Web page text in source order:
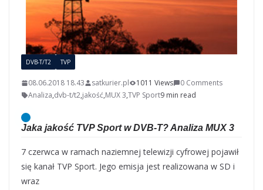
DVB-T/T2 TVP
08.06.2018 18.43 satkurier.pl 1011 Views
0 Comments
Analiza,dvb-t/t2,jakość,MUX 3,TVP Sport9 min read
Jaka jakość TVP Sport w DVB-T? Analiza MUX 3
7 czerwca w ramach naziemnej telewizji cyfrowej pojawił
się kanał TVP Sport. Jego emisja jest realizowana w SD i
wraz